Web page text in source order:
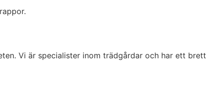
Vi är specialister inom trädgårdar och har ett brett